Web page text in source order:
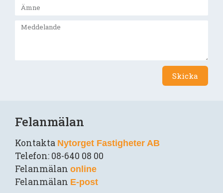
Skicka
Felanmälan
Kontakta Nytorget Fastigheter AB
Telefon: 08-640 08 00
Felanmälanonline
Felanmälan E-post